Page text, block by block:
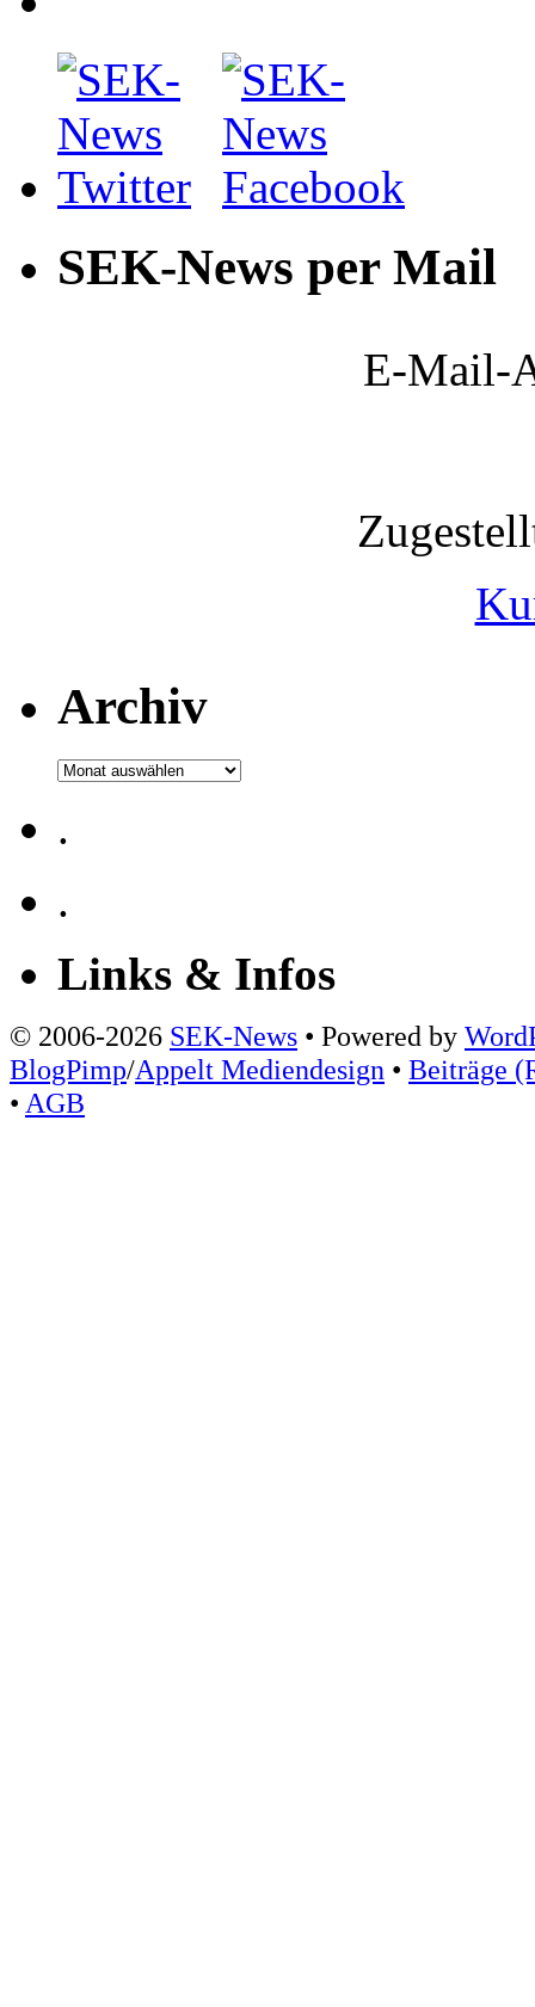
SEK-News per Mail
E-Mail-
Archiv
Archiv
.
.
Links & Infos
© 2006-2026 SEK-News • Powered by
BlogPimp/Appelt Mediendesign • Beiträge
• AGB